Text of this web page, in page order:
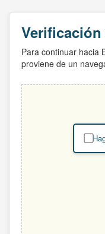
Para continuar hacia
proviene de un